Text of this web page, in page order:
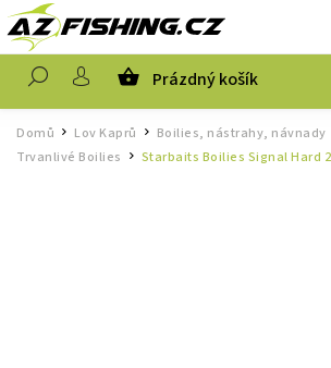
Prázdný košík
Domů / Lov Kaprů Boilies, nástrahy, návnady
Trvanlivé Boilies
Starbaits Boilies Signal Hard